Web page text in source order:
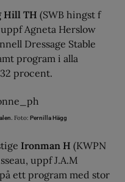
Hill TH (SWB hingst f
Agneta Herslow
Dressage Stable
program i alla
procent.
Foto: Pernilla Hägg
Ironman H (KWPN
uppf J.A.M
ett program med stor